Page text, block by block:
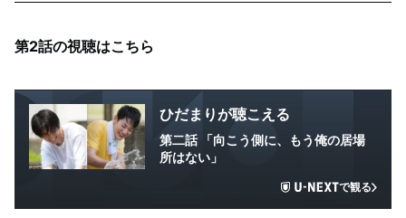
第2話の視聴はこちら
ひだまりが聴こえる
第二話 「向こう側に、もう俺の居場
所はない」
で観る